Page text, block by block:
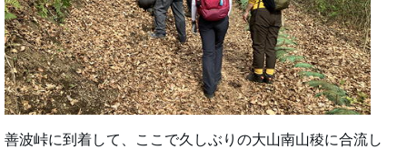
善波峠に到着して、ここで久しぶりの大山南山稜に合流し